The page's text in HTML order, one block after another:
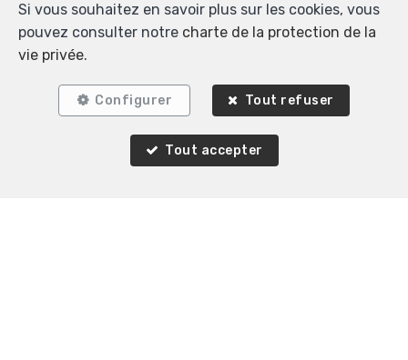
Ciney Chevetogne
Si vous souhaitez en savoir plus sur les cookies, vous
pouvez consulter notre charte de la protection de la
vie privée.
Configurer Tout refuser
Tout accepter